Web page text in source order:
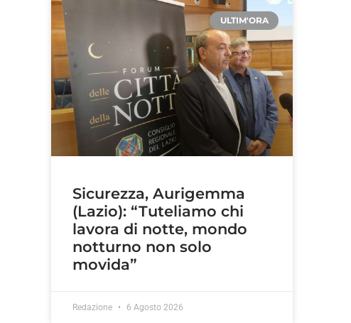
ULTIM'ORA
Sicurezza, Aurigemma
(Lazio): “Tuteliamo chi
lavora di notte, mondo
notturno non solo
movida”
Redazione 6 Agosto 2026